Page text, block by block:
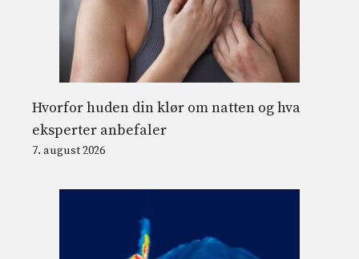
Hvorfor huden din klør om natten og hva
eksperter anbefaler
7. august 2026